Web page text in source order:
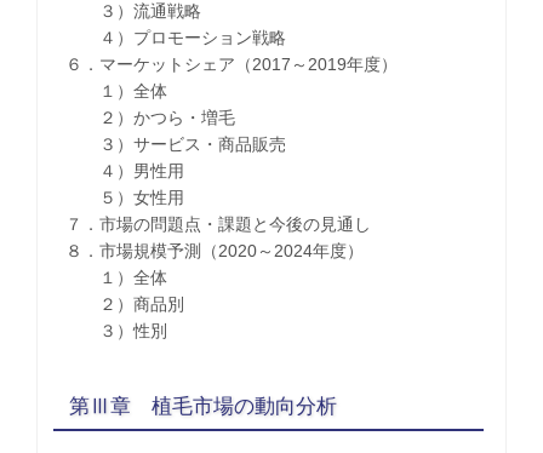
３）流通戦略
４）プロモーション戦略
６．マーケットシェア（2017～2019年度）
１）全体
２）かつら・増毛
３）サービス・商品販売
４）男性用
５）女性用
７．市場の問題点・課題と今後の見通し
８．市場規模予測（2020～2024年度）
１）全体
２）商品別
３）性別
第Ⅲ章 植毛市場の動向分析